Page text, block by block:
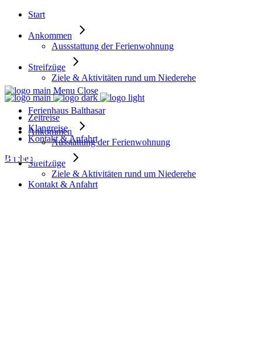
Start
Ankommen
Aussstattung der Ferienwohnung
Streifzüge
Ziele & Aktivitäten rund um Niederehe
Zeitreise
Klangreise
Kontakt & Anfahrt
Buchen
Menu Close
Ferienhaus Balthasar
Ankommen
Ausstattung der Ferienwohnung
Streifzüge
Ziele & Aktivitäten rund um Niederehe
Kontakt & Anfahrt
Archive